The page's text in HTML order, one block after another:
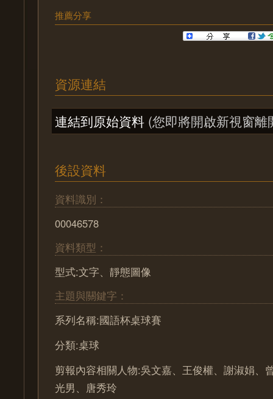
推薦分享
資源連結
連結到原始資料 (您即將開啟新視窗離
後設資料
資料識別：
00046578
資料類型：
型式:文字、靜態圖像
主題與關鍵字：
系列名稱:國語杯桌球賽
分類:桌球
剪報內容相關人物:吳文嘉、王俊權、謝淑娟、
光男、唐秀玲